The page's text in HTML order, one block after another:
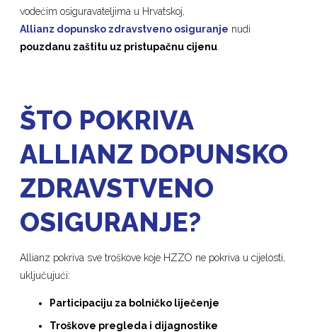
vodećim osiguravateljima u Hrvatskoj,
Allianz dopunsko zdravstveno osiguranje nudi
pouzdanu zaštitu uz pristupačnu cijenu
ŠTO POKRIVA
ALLIANZ DOPUNSKO
ZDRAVSTVENO
OSIGURANJE?
Allianz pokriva sve troškove koje HZZO ne pokriva u cijelosti,
uključujući:
Participaciju za bolničko liječenje
Troškove pregleda i dijagnostike